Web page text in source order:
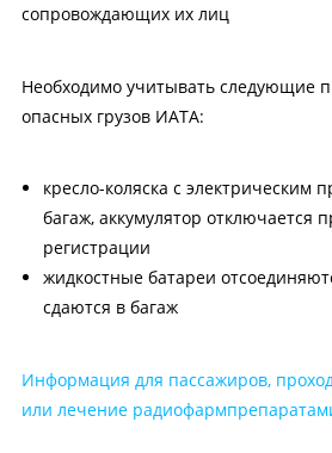
сопровождающих их лиц
Необходимо учитывать следующие
опасных грузов ИАТА:
кресло-коляска с электрическим
багаж, аккумулятор отключается
регистрации
жидкостные батареи
сдаются в багаж
Информация для пассажиров,
или лечение